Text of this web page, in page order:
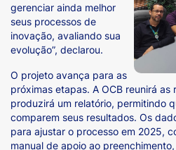
gerenciar ainda melhor
seus processos de
inovação, avaliando sua
evolução”, declarou.
O projeto avança para as
próximas etapas. A OCB reunirá
produzirá um relatório, permitindo
comparem seus resultados. Os
para ajustar o processo em 2025,
manual de apoio ao